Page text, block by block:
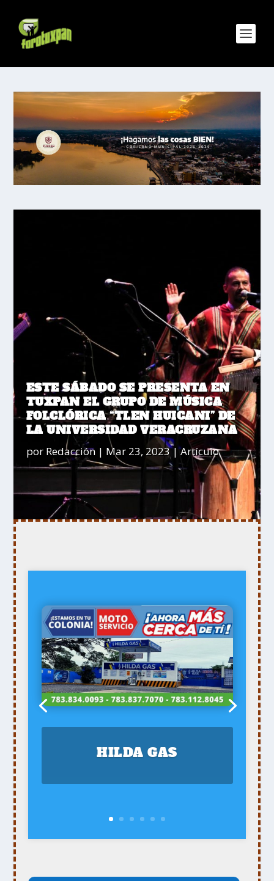
ESTE SÁBADO SE PRESENTA EN
TUXPAN EL GRUPO DE MÚSICA
FOLCLÓRICA “TLEN HUICANI” DE
LA UNIVERSIDAD VERACRUZANA
por Redacción| Mar 23, 2023|Artículo
HILDA GAS